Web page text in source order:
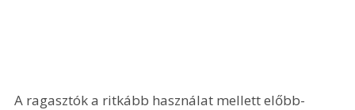
A ragasztók a ritkább használat mellett előbb-